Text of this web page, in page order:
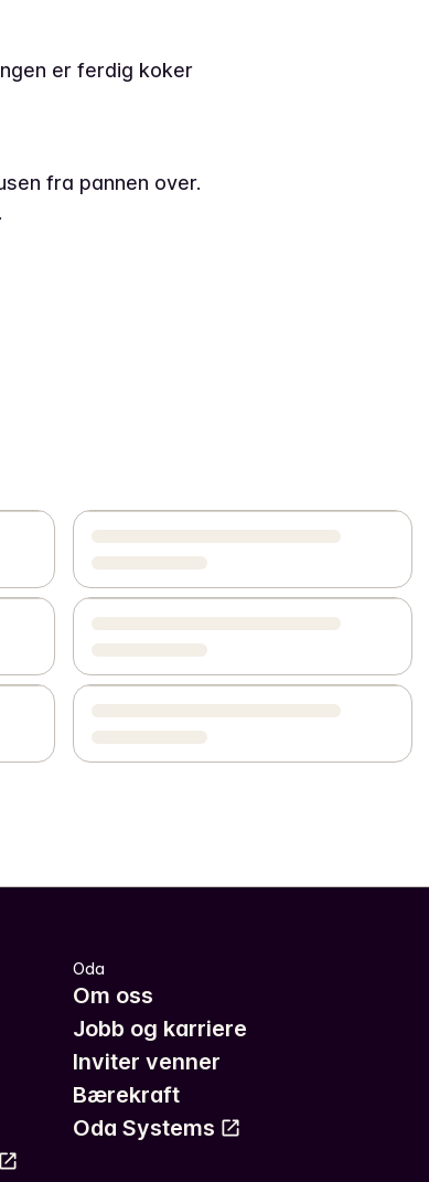
er ferdig koker
fra pannen over.
Oda
Om oss
Jobb og karriere
Inviter venner
Bærekraft
Oda Systems